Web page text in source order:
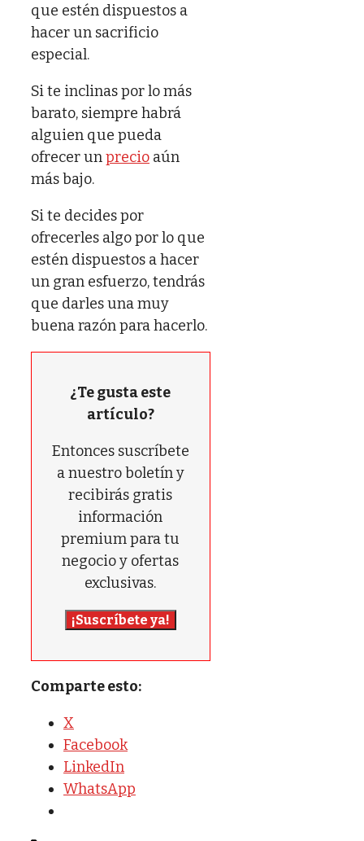
que estén dispuestos a
hacer un sacrificio
especial.
Si te inclinas por lo más
barato, siempre habrá
alguien que pueda
ofrecer unprecio aún
más bajo.
Si te decides por
ofrecerles algo por lo que
estén dispuestos a hacer
un gran esfuerzo, tendrás
que darles una muy
buena razón para hacerlo.
¿Te gusta este
artículo?
Entonces suscríbete
a nuestro boletín y
recibirás gratis
información
premium para tu
negocio y ofertas
exclusivas.
¡Suscríbete ya!
Comparte esto:
X
Facebook
LinkedIn
WhatsApp